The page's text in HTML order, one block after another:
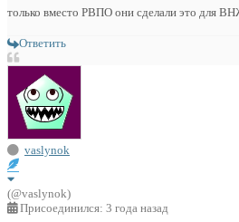
только вместо РВПО они сделали это для
Ответить
vaslynok
(@vaslynok)
Присоединился: 3 года назад